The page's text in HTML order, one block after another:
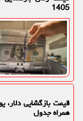
1405
همراه جدول